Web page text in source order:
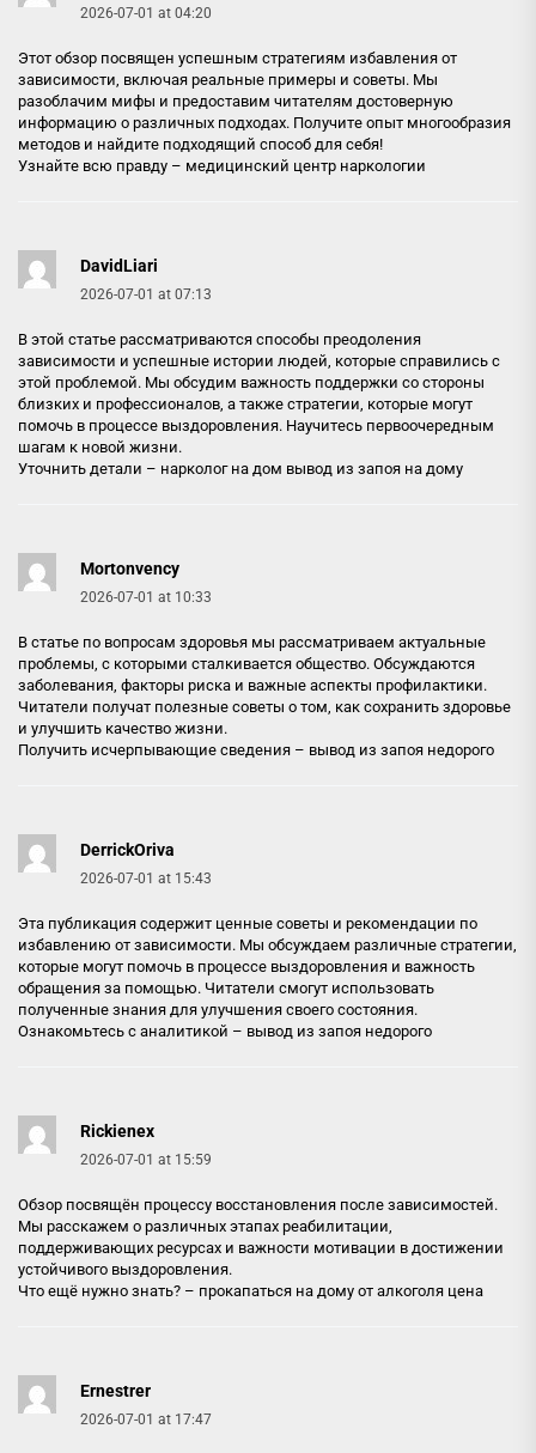
2026-07-01 at 04:20
Этот обзор посвящен успешным стратегиям избавления от
зависимости, включая реальные примеры и советы. Мы
разоблачим мифы и предоставим читателям достоверную
информацию о различных подходах. Получите опыт многообразия
методов и найдите подходящий способ для себя!
Узнайте всю правду – медицинский центр наркологии
DavidLiari
2026-07-01 at 07:13
В этой статье рассматриваются способы преодоления
зависимости и успешные истории людей, которые справились с
этой проблемой. Мы обсудим важность поддержки со стороны
близких и профессионалов, а также стратегии, которые могут
помочь в процессе выздоровления. Научитесь первоочередным
шагам к новой жизни.
Уточнить детали – нарколог на дом вывод из запоя на дому
Mortonvency
2026-07-01 at 10:33
В статье по вопросам здоровья мы рассматриваем актуальные
проблемы, с которыми сталкивается общество. Обсуждаются
заболевания, факторы риска и важные аспекты профилактики.
Читатели получат полезные советы о том, как сохранить здоровье
и улучшить качество жизни.
Получить исчерпывающие сведения – вывод из запоя недорого
DerrickOriva
2026-07-01 at 15:43
Эта публикация содержит ценные советы и рекомендации по
избавлению от зависимости. Мы обсуждаем различные стратегии,
которые могут помочь в процессе выздоровления и важность
обращения за помощью. Читатели смогут использовать
полученные знания для улучшения своего состояния.
Ознакомьтесь с аналитикой – вывод из запоя недорого
Rickienex
2026-07-01 at 15:59
Обзор посвящён процессу восстановления после зависимостей.
Мы расскажем о различных этапах реабилитации,
поддерживающих ресурсах и важности мотивации в достижении
устойчивого выздоровления.
Что ещё нужно знать? – прокапаться на дому от алкоголя цена
Ernestrer
2026-07-01 at 17:47